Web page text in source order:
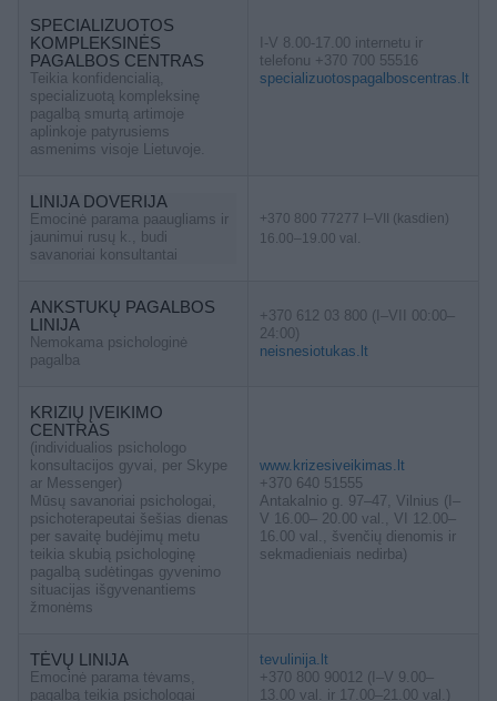
SPECIALIZUOTOS
KOMPLEKSINĖS
PAGALBOS CENTRAS
Teikia konfidencialią,
specializuotą kompleksinę
pagalbą smurtą artimoje
aplinkoje patyrusiems
asmenims visoje Lietuvoje.
I-V 8.00-17.00 internetu ir
telefonu +370 700 55516
specializuotospagalboscentras.lt
LINIJA DOVERIJA
Emocinė parama paaugliams ir
jaunimui rusų k., budi
savanoriai konsultantai
+370 800 77277 I–VII (kasdien)
16.00–19.00 val.
ANKSTUKŲ PAGALBOS
LINIJA
Nemokama psichologinė
pagalba
+370 612 03 800 (I–VII 00:00–
24:00)
neisnesiotukas.lt
KRIZIŲ ĮVEIKIMO
CENTRAS
(individualios psichologo
konsultacijos gyvai, per Skype
ar Messenger)
Mūsų savanoriai psichologai,
psichoterapeutai šešias dienas
per savaitę budėjimų metu
teikia skubią psichologinę
pagalbą sudėtingas gyvenimo
situacijas išgyvenantiems
žmonėms
www.krizesiveikimas.lt
+370 640 51555
Antakalnio g. 97–47, Vilnius (I–
V 16.00– 20.00 val., VI 12.00–
16.00 val., švenčių dienomis ir
sekmadieniais nedirba)
TĖVŲ LINIJA
Emocinė parama tėvams,
pagalbą teikia psichologai
tevulinija.lt
+370 800 90012 (I–V 9.00–
13.00 val. ir 17.00–21.00 val.)